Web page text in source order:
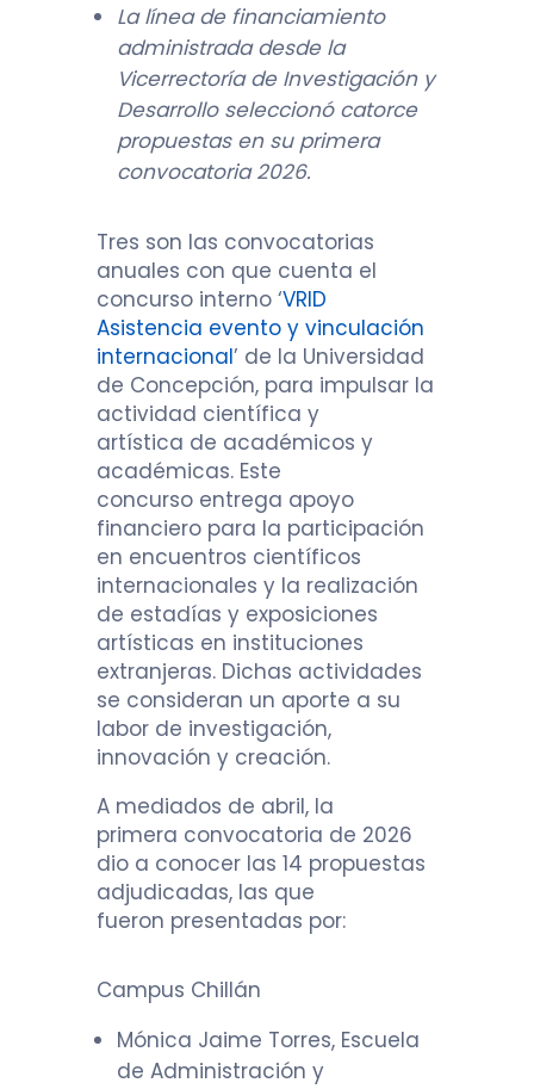
La línea de financiamiento
administrada desde la
Vicerrectoría de Investigación y
Desarrollo seleccionó catorce
propuestasen su primera
convocatoria 2026.
Tres son las convocatorias
anuales con que cuenta el
concurso interno ‘VRID
Asistencia evento y vinculación
internacional’ de la Universidad
de Concepción, para impulsar la
actividad científica y
artística de académicos y
académicas. Este
concurso entrega apoyo
financiero para la participación
en encuentros científicos
internacionales y la realización
de estadías y exposiciones
artísticas en instituciones
extranjeras. Dichas actividades
se consideran un aporte a su
labor de investigación,
innovación y creación.
A mediados de abril, la
primera convocatoria de 2026
dio a conocer las 14 propuestas
adjudicadas, las que
fueron presentadas por:
Campus Chillán
Mónica Jaime Torres, Escuela
de Administración y